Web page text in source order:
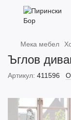
Мека мебел
Ъглов
Артикул: 411596